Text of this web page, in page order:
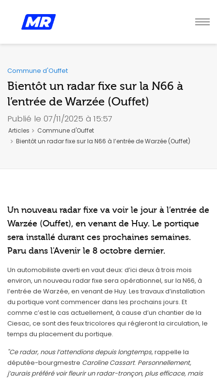
Commune d'Ouffet
Bientôt un radar fixe sur la N66 à
l’entrée de Warzée (Ouffet)
Publié le 07/11/2025 à 15:57
Articles
Commune d'Ouffet
Bientôt un radar fixe sur la N66 à l’entrée de Warzée (Ouffet)
Un nouveau radar fixe va voir le jour à l’entrée de
Warzée (Ouffet), en venant de Huy. Le portique
sera installé durant ces prochaines semaines.
Paru dans l'Avenir le 8 octobre dernier.
Un automobiliste averti en vaut deux: d’ici deux à trois mois
environ, un nouveau radar fixe sera opérationnel, sur la N66, à
l’entrée de Warzée, en venant de Huy. Les travaux d’installation
du portique vont commencer dans les prochains jours. Et
comme c’est le cas actuellement, à cause d’un chantier de la
Ciesac, ce sont des feux tricolores qui régleront la circulation, le
temps du placement du portique.
"Ce radar, nous l’attendions depuis longtemps,rappelle la
députée-bourgmestre Caroline Cassart. Personnellement,
j’aurais préféré voir fleurir un radar-tronçon, plus efficace, mais